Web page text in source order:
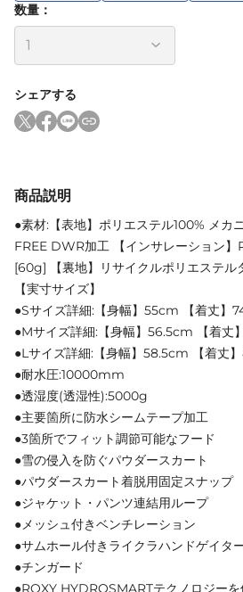
数量：
シェアする
商品説明
●素材:【表地】ポリエステル100% メカ
FREE DWR加工 【インサレーション
[60g] 【裏地】リサイクルポリエステル
【実寸サイズ】
●Sサイズ詳細:【身幅】55cm 【着丈】
●Mサイズ詳細:【身幅】56.5cm 【着
●Lサイズ詳細:【身幅】58.5cm 【着丈
●耐水圧:10000mm
●透湿度(透湿性):5000g
●主要箇所に防水シームテープ加工
●3箇所でフィット調節可能なフード
●雪の侵入を防ぐパウダースカート
●パウダースカート着脱用固定スナップ
●ジャケット・パンツ連結用ループ
●メッシュ付きベンチレーション
●サムホール付きライクラハンドゲイタ
●チンガード
●ROXY HYDROSMARTテクノロジー